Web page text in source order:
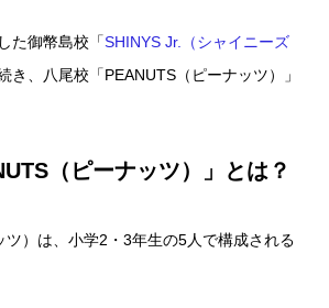
た御幣島校「SHINYS Jr.（シャイニーズ
き、八尾校「PEANUTS（ピーナッツ）」
（ピーナッツ）」とは？
ツ）は、小学2・3年生の5人で構成される